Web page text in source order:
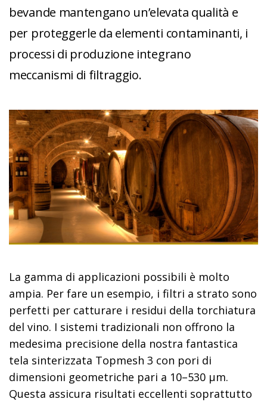
bevande mantengano un’elevata qualità e
per proteggerle da elementi contaminanti, i
processi di produzione integrano
meccanismi di filtraggio.
La gamma di applicazioni possibili è molto
ampia. Per fare un esempio, i filtri a strato sono
perfetti per catturare i residui della torchiatura
del vino. I sistemi tradizionali non offrono la
medesima precisione della nostra fantastica
tela sinterizzata Topmesh 3 con pori di
dimensioni geometriche pari a 10–530 µm.
Questa assicura risultati eccellenti soprattutto